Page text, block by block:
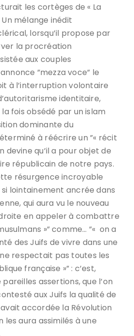
les cortèges de « La
mélange inédit
lorsqu’il propose par
la procréation
aux couples
”mezza voce” le
à l’interruption volontaire
identitaire,
fois obsédé par un islam
dominante du
à réécrire un ”« récit
devine qu’il a pour objet de
républicain de notre pays.
résurgence incroyable
si lointainement ancrée dans
qui aura vu le nouveau
en appeler à combattre
»” comme… ”« on a
des Juifs de vivre dans une
respectait pas toutes les
française »” : c’est,
assertions, que l’on
aux Juifs la qualité de
accordée la Révolution
les aura assimilés à une